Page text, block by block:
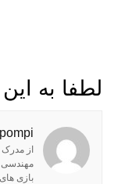
لطفا به این
از
مهندسی
بازی